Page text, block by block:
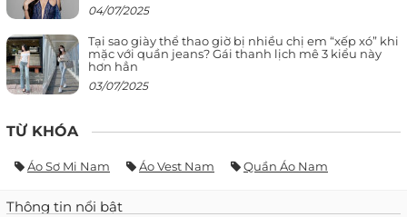
04/07/2025
Tại sao giày thể thao giờ bị nhiều chị em “xếp xó” khi
mặc với quần jeans? Gái thanh lịch mê 3 kiểu này
hơn hẳn
03/07/2025
TỪ KHÓA
Áo Sơ Mi Nam Áo Vest Nam Quần Áo Nam
Thông tin nổi bật